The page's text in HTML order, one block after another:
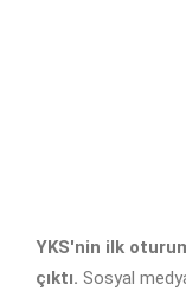
YKS'nin ilk
çıktı. Sosyal